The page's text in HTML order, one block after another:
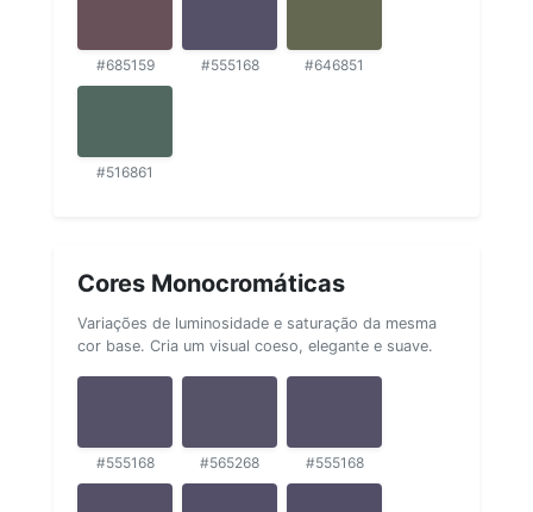
#685159 #555168 #646851
#516861
Cores Monocromáticas
Variações de luminosidade e saturação da mesma
cor base. Cria um visual coeso, elegante e suave.
#555168 #565268 #555168